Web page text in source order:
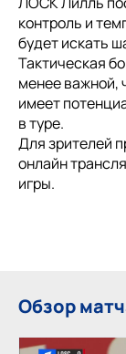
контроль и
будет искать
Тактическая
менее важной,
имеет
в туре.
Для зрителей
онлайн
игры.
Обзор